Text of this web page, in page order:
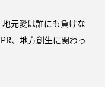
元愛は誰にも負けな
、地方創生に関わっ